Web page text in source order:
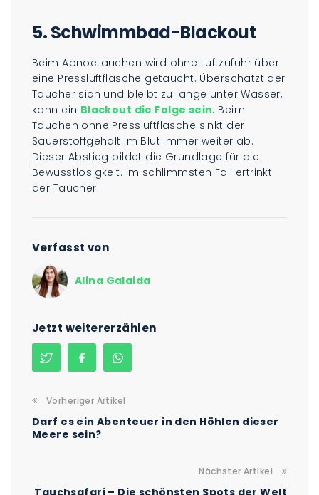
5. Schwimmbad-Blackout
Beim Apnoetauchen wird ohne Luftzufuhr über
eine Pressluftflasche getaucht. Überschätzt der
Taucher sich und bleibt zu lange unter Wasser,
kann ein Blackout die Folge sein. Beim
Tauchen ohne Pressluftflasche sinkt der
Sauerstoffgehalt im Blut immer weiter ab.
Dieser Abstieg bildet die Grundlage für die
Bewusstlosigkeit. Im schlimmsten Fall ertrinkt
der Taucher.
Verfasst von
Alina Galaida
Jetzt weitererzählen
Vorheriger Artikel
Darf es ein Abenteuer in den Höhlen dieser
Meere sein?
Nächster Artikel